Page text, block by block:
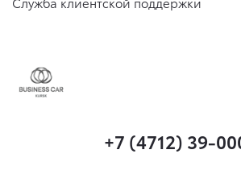
+7 (4712) 39-